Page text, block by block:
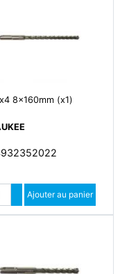
8x160mm (x1)
Quantité
Augmenter quantité
Diminuer quantité
Ajouter au panier